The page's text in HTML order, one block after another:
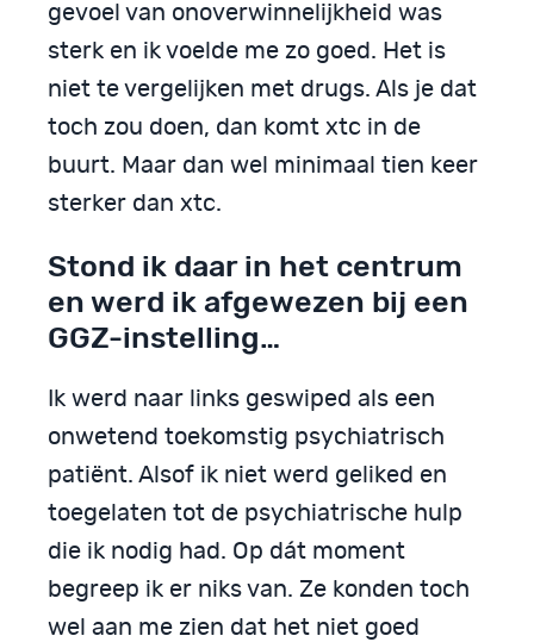
gevoel van onoverwinnelijkheid was
sterk en ik voelde me zo goed. Het is
niet te vergelijken met drugs. Als je dat
toch zou doen, dan komt xtc in de
buurt. Maar dan wel minimaal tien keer
sterker dan xtc.
Stond ik daar in het centrum
en werd ik afgewezen bij een
GGZ-instelling…
Ik werd naar links geswiped als een
onwetend toekomstig psychiatrisch
patiënt. Alsof ik niet werd geliked en
toegelaten tot de psychiatrische hulp
die ik nodig had. Op dát moment
begreep ik er niks van. Ze konden toch
wel aan me zien dat het niet goed